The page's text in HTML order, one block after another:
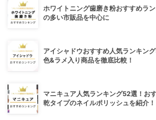
ホワイトニング歯磨き粉おすすめラ
の多い市販品を中心に
アイシャドウおすすめ人気ランキン
色&ラメ入り商品を徹底比較！
マニキュア人気ランキング52選！お
乾タイプのネイルポリッシュを紹介！